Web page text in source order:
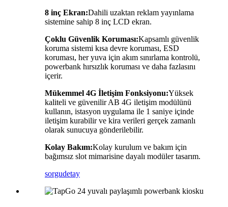
8 inç Ekran:Dahili uzaktan reklam yayınlama
sistemine sahip 8 inç LCD ekran.
Çoklu Güvenlik Koruması:Kapsamlı güvenlik
koruma sistemi kısa devre koruması, ESD
koruması, her yuva için akım sınırlama kontrolü,
powerbank hırsızlık koruması ve daha fazlasını
içerir.
Mükemmel 4G İletişim Fonksiyonu:Yüksek
kaliteli ve güvenilir AB 4G iletişim modülünü
kullanın, istasyon uygulama ile 1 saniye içinde
iletişim kurabilir ve kira verileri gerçek zamanlı
olarak sunucuya gönderilebilir.
Kolay Bakım:Kolay kurulum ve bakım için
bağımsız slot mimarisine dayalı modüler tasarım.
sorgudetay